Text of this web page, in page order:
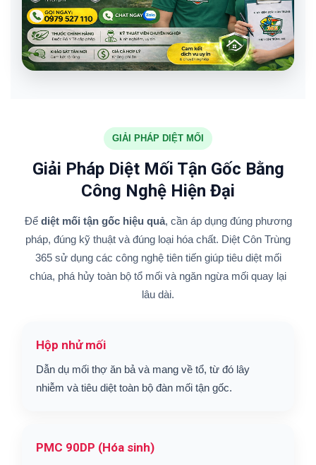
GIẢI PHÁP DIỆT MỐI
Giải Pháp Diệt Mối Tận Gốc Bằng
Công Nghệ Hiện Đại
Để diệt mối tận gốc hiệu quả, cần áp dụng đúng phương
pháp, đúng kỹ thuật và đúng loại hóa chất. Diệt Côn Trùng
365 sử dụng các công nghệ tiên tiến giúp tiêu diệt mối
chúa, phá hủy toàn bộ tổ mối và ngăn ngừa mối quay lại
lâu dài.
Hộp nhử mối
Dẫn dụ mối thợ ăn bả và mang về tổ, từ đó lây
nhiễm và tiêu diệt toàn bộ đàn mối tận gốc.
PMC 90DP (Hóa sinh)